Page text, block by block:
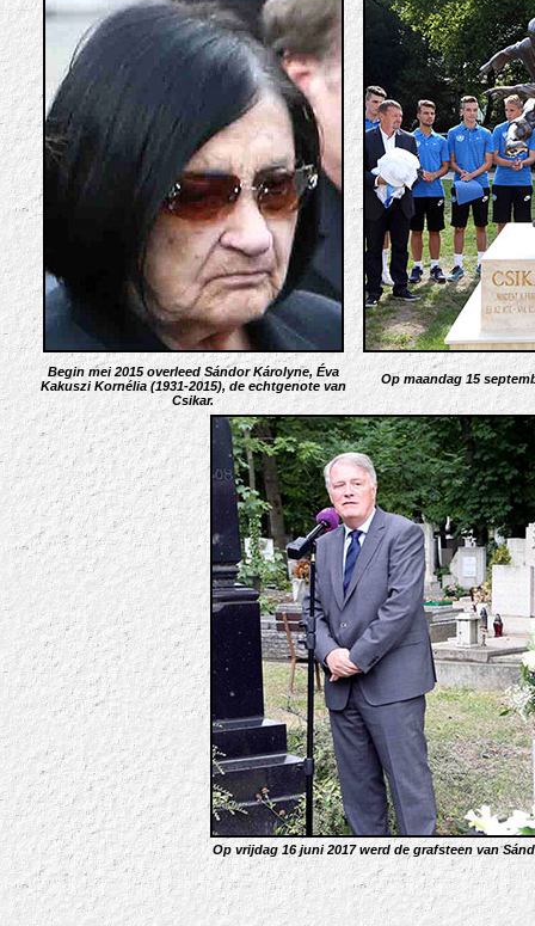
Begin mei 2015 overleed Sándor Károlyne, Éva
Kakuszi Kornélia (1931-2015), de echtgenote van
Csikar.
Op maandag 15
Op vrijdag 16 juni 2017 werd de grafsteen van